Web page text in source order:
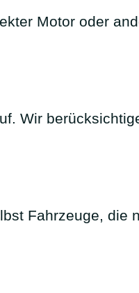
Motor oder
Wir
Fahrzeuge, die